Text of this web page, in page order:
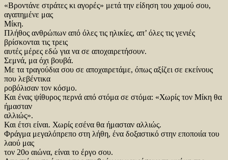
«Βροντάνε στράτες κι αγορές» μετά την είδηση του χαμού σου,
αγαπημένε μας
Μίκη.
Πλήθος ανθρώπων από όλες τις ηλικίες, απ’ όλες τις γενιές
βρίσκονται τις τρεις
αυτές μέρες εδώ για να σε αποχαιρετήσουν.
Σεμνά, μα όχι βουβά.
Με τα τραγούδια σου σε αποχαιρετάμε, όπως αξίζει σε εκείνους
που λεβέντικα
ροβόλισαν τον κόσμο.
Και ένας ψίθυρος περνά από στόμα σε στόμα: «Χωρίς τον Μίκη θα
ήμασταν
αλλιώς».
Και έτσι είναι. Χωρίς εσένα θα ήμασταν αλλιώς.
Φράγμα μεγαλόπρεπο στη λήθη, ένα δοξαστικό στην εποποιία του
λαού μας
τον 20ο αιώνα, είναι το έργο σου.